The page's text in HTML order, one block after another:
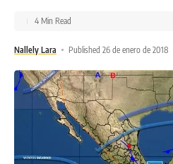
Nallely Lara Published 26 de enero de 2018
4 Min Read